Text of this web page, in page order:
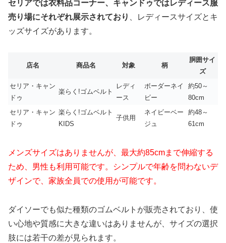
セリアでは衣料品コーナー、キャンドゥではレディース服
売り場にそれぞれ展示されており
、レディースサイズとキ
ッズサイズがあります。
店名 商品名 対象 柄
胴囲サイ
ズ
セリア・キャン
ドゥ
楽らく!ゴムベルト
レディ
ース
ボーダーネイ
ビー
約50～
80cm
セリア・キャン
ドゥ
楽らく!ゴムベルト
KIDS
子供用
ネイビーベー
ジュ
約48～
61cm
メンズサイズはありませんが、最大約85cmまで伸縮する
ため、男性も利用可能です。シンプルで年齢を問わないデ
ザインで、家族全員での使用が可能です。
ダイソーでも似た種類のゴムベルトが販売されており、使
い心地や質感に大きな違いはありませんが、サイズの選択
肢には若干の差が見られます。